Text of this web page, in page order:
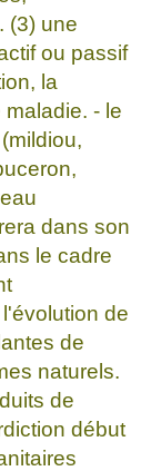
(3) une
ou passif
la
- le
dans son
le cadre
de
de
naturels.
de
début